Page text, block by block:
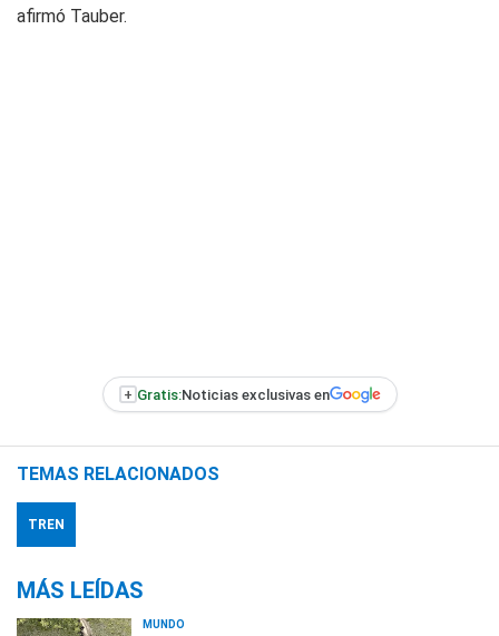
afirmó Tauber.
+ Gratis:Noticias exclusivas en
TEMAS RELACIONADOS
TREN
MÁS LEÍDAS
MUNDO